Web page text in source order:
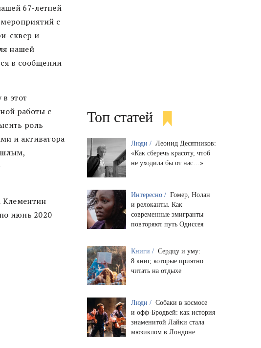
67-летней
с
сквер и
нашей
в сообщении
этот
работы с
роль
и активатора
Клементин
июнь 2020
Топ статей
Люди / Леонид Десятников:
«Как сберечь красоту, чтоб
не уходила бы от нас…»
Интересно / Гомер, Нолан
и релоканты. Как
современные эмигранты
повторяют путь Одиссея
Книги / Сердцу и уму:
8 книг, которые приятно
читать на отдыхе
Люди / Собаки в космосе
и офф-Бродвей: как история
знаменитой Лайки стала
мюзиклом в Лондоне